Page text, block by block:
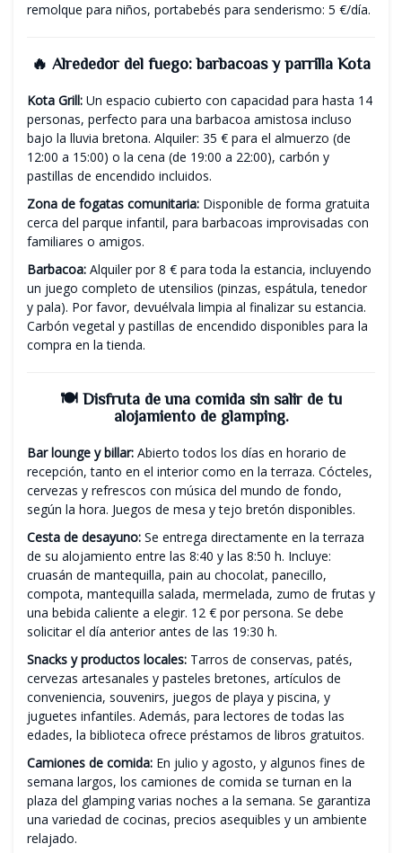
remolque para niños, portabebés para senderismo: 5 €/día.
🔥 Alrededor del fuego: barbacoas y parrilla Kota
Kota Grill: Un espacio cubierto con capacidad para hasta 14
personas, perfecto para una barbacoa amistosa incluso
bajo la lluvia bretona. Alquiler: 35 € para el almuerzo (de
12:00 a 15:00) o la cena (de 19:00 a 22:00), carbón y
pastillas de encendido incluidos.
Zona de fogatas comunitaria: Disponible de forma gratuita
cerca del parque infantil, para barbacoas improvisadas con
familiares o amigos.
Barbacoa: Alquiler por 8 € para toda la estancia, incluyendo
un juego completo de utensilios (pinzas, espátula, tenedor
y pala). Por favor, devuélvala limpia al finalizar su estancia.
Carbón vegetal y pastillas de encendido disponibles para la
compra en la tienda.
🍽️ Disfruta de una comida sin salir de tu
alojamiento de glamping.
Bar lounge y billar: Abierto todos los días en horario de
recepción, tanto en el interior como en la terraza. Cócteles,
cervezas y refrescos con música del mundo de fondo,
según la hora. Juegos de mesa y tejo bretón disponibles.
Cesta de desayuno: Se entrega directamente en la terraza
de su alojamiento entre las 8:40 y las 8:50 h. Incluye:
cruasán de mantequilla, pain au chocolat, panecillo,
compota, mantequilla salada, mermelada, zumo de frutas y
una bebida caliente a elegir. 12 € por persona. Se debe
solicitar el día anterior antes de las 19:30 h.
Snacks y productos locales: Tarros de conservas, patés,
cervezas artesanales y pasteles bretones, artículos de
conveniencia, souvenirs, juegos de playa y piscina, y
juguetes infantiles. Además, para lectores de todas las
edades, la biblioteca ofrece préstamos de libros gratuitos.
Camiones de comida: En julio y agosto, y algunos fines de
semana largos, los camiones de comida se turnan en la
plaza del glamping varias noches a la semana. Se garantiza
una variedad de cocinas, precios asequibles y un ambiente
relajado.